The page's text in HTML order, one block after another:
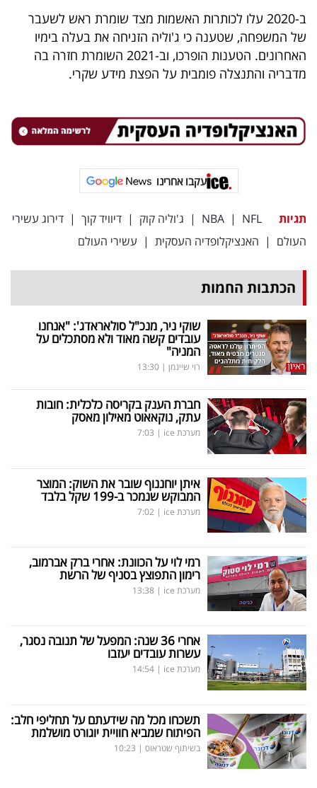
ב-2020 עלו לכותרות האשמות מצד שומרת ראש לשעבר
של המשפחה, שטענה כי ג'וליה הזניחה את בעלה בימיו
האחרונים. הטענות הופרכו, וב-2021 השומרת חזרה בה
מדבריה והתנצלה פומבית על הפצת מידע שקרי.
עקבו אחרינו
תגיות NBA | NFL
| ג'וליה קוק | דיוויד קוך | דירוג עשירי
העולם | האנציקלופדיה העסקית | עשירי העולם
הכתבות החמות
שוקי ניר, מנכ"ל סולאראדג': "אנחנו
עובדים קשה מאוד ולא מסתכלים על
המניה"
רוי שיינמן |
13:30
חברת הענק בקריסה כלכלית: חובות
עתק, נוקאאוט מאילון מאסק
מערכת ice |
7:03
איתן יוחננוף שובר את השוק: המוצר
המבוקש שנמכר ב-199 שקל בלבד
מערכת ice |
7:02
רמי לוי על הכוונת: אחרי ברק אברמוב,
רימון התפוצץ בסניף של הרשת
מערכת ice |
13:38
אחרי 36 שנה: המפעל של תנובה נסגר,
עשרות עובדים יעזבו
מערכת ice |
14:54
תשכחו מכל מה שידעתם על תחליפי חלב:
הפיתוח שמביא חוויית יוגורט מושלמת
בשיתוף שטראוס |
10:23